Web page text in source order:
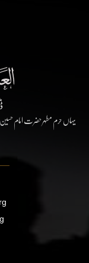
یہاں حرم مطہر حضرت امام